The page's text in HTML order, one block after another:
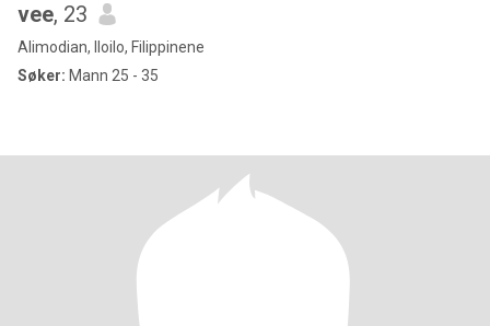
vee, 23
Alimodian, Iloilo, Filippinene
Søker: Mann 25 - 35